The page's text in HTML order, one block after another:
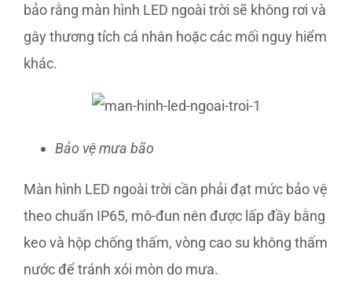
bảo rằng màn hình LED ngoài trời sẽ không rơi và
gây thương tích cá nhân hoặc các mối nguy hiểm
khác.
Bảo vệ mưa bão
Màn hình LED ngoài trời cần phải đạt mức bảo vệ
theo chuẩn IP65, mô-đun nên được lấp đầy bằng
keo và hộp chống thấm, vòng cao su không thấm
nước để tránh xói mòn do mưa.